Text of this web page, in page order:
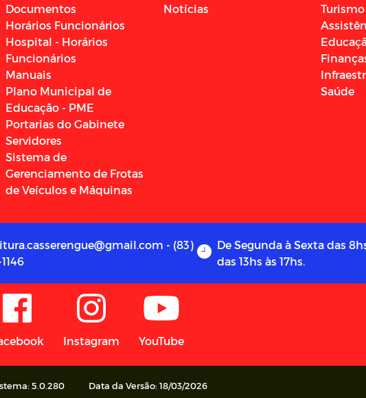
Documentos
Horários Funcionários
Hospital - Horários
Funcionários
Manuais
Plano Municipal de
Educação - PME
Portarias do Gabinete
Servidores
Sistema de
Gerenciamento de Frotas
de Veículos e Máquinas
Notícias
Turismo
Saúde
- (83)
De Segunda à Sexta das
das 13hs às 17hs.
Instagram YouTube
5.0.280 Data da Versão: 18/03/2026